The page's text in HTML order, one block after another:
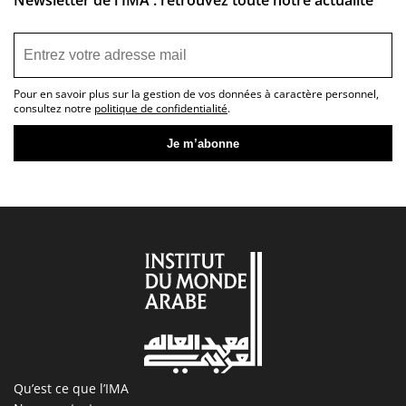
Pour en savoir plus sur la gestion de vos données à caractère personnel,
consultez notre politique de confidentialité.
Qu’est ce que l’IMA